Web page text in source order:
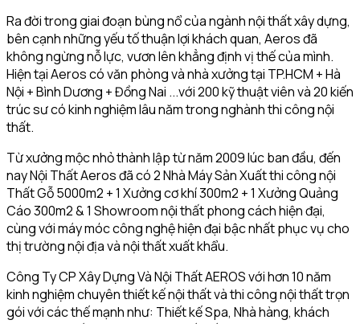
Ra đời trong giai đoạn bùng nổ của ngành nội thất xây dựng,
bên cạnh những yếu tố thuận lợi khách quan, Aeros đã
không ngừng nỗ lực, vươn lên khẳng định vị thế của mình.
Hiện tại Aeros có văn phòng và nhà xưởng tại TP.HCM + Hà
Nội + Bình Dương + Đồng Nai ...với 200 kỹ thuật viên và 20 kiến
trúc sư có kinh nghiệm lâu năm trong nghành thi công nội
thất.
Từ xưởng mộc nhỏ thành lập từ năm 2009 lúc ban đầu, đến
nay Nội Thất Aeros đã có 2 Nhà Máy Sản Xuất thi công nội
Thất Gỗ 5000m2 + 1 Xưởng cơ khí 300m2 + 1 Xưởng Quảng
Cáo 300m2 & 1 Showroom nội thất phong cách hiện đại,
cùng với máy móc công nghệ hiện đại bậc nhất phục vụ cho
thị trường nội địa và nội thất xuất khẩu.
Công Ty CP Xây Dựng Và Nội Thất AEROS với hơn 10 năm
kinh nghiệm chuyên thiết kế nội thất và thi công nội thất trọn
gói với các thế mạnh như: Thiết kế Spa, Nhà hàng, khách